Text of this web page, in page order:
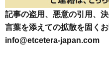
記事の盗用、悪意の引用、
言葉を添えての拡散を固くお
info@etcetera-japan.com